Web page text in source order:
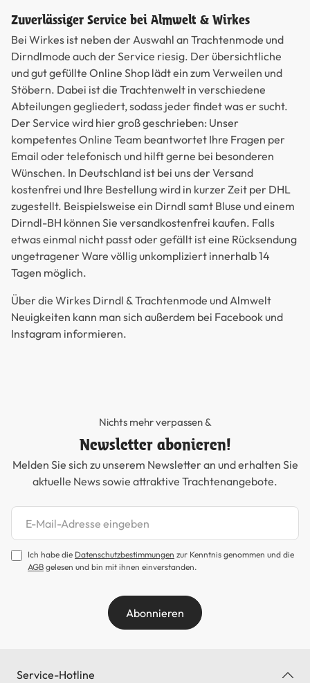
Zuverlässiger Service bei Almwelt & Wirkes
Bei Wirkes ist neben der Auswahl an Trachtenmode und
Dirndlmode auch der Service riesig. Der übersichtliche
und gut gefüllte Online Shop lädt ein zum Verweilen und
Stöbern. Dabei ist die Trachtenwelt in verschiedene
Abteilungen gegliedert, sodass jeder findet was er sucht.
Der Service wird hier groß geschrieben: Unser
kompetentes Online Team beantwortet Ihre Fragen per
Email oder telefonisch und hilft gerne bei besonderen
Wünschen. In Deutschland ist bei uns der Versand
kostenfrei und Ihre Bestellung wird in kurzer Zeit per DHL
zugestellt. Beispielsweise ein Dirndl samt Bluse und einem
Dirndl-BH können Sie versandkostenfrei kaufen. Falls
etwas einmal nicht passt oder gefällt ist eine Rücksendung
ungetragener Ware völlig unkompliziert innerhalb 14
Tagen möglich.
Über die Wirkes Dirndl & Trachtenmode und Almwelt
Neuigkeiten kann man sich außerdem bei Facebook und
Instagram informieren.
Nichts mehr verpassen &
Newsletter abonieren!
Melden Sie sich zu unserem Newsletter an und erhalten Sie
aktuelle News sowie attraktive Trachtenangebote.
Newsletter abonnieren
Ich habe die Datenschutzbestimmungen zur Kenntnis genommen und die
AGB gelesen und bin mit ihnen einverstanden.
Abonnieren
Service-Hotline